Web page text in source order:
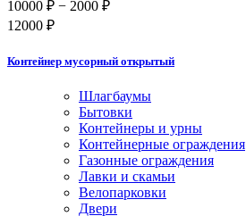
10000 ₽ − 2000 ₽
12000 ₽
Контейнер мусорный открытый
Шлагбаумы
Бытовки
Контейнеры и урны
Контейнерные ограждения
Газонные ограждения
Лавки и скамьи
Велопарковки
Двери